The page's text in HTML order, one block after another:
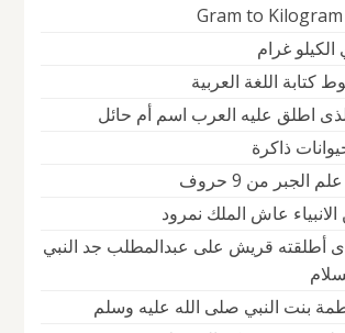
غرام
اللغة العربية
اطلق عليه العرب اسم أم حائل
ذاكرة
من 9 حروف
عاش الملك نمرود
أطلقته قريش على عبدالمطلب جد النبي
بنت النبي صلى الله عليه وسلم